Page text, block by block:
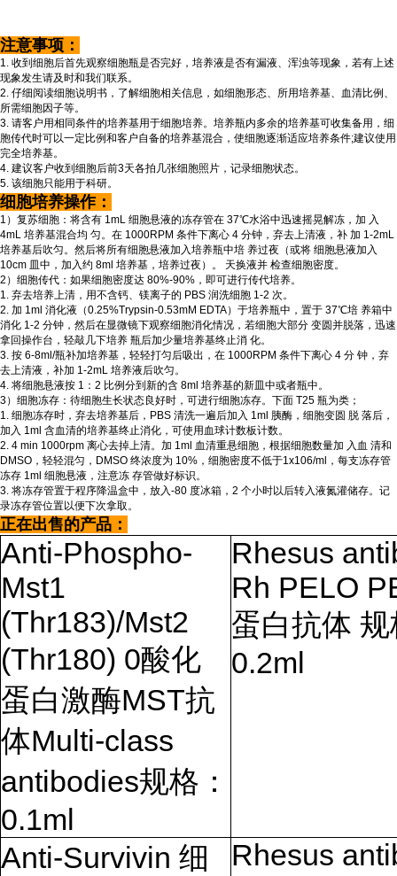
注意事项：
1. 收到细胞后首先观察细胞瓶是否完好，培养液是否有漏液、浑浊等现象，若有上述
现象发生请及时和我们联系。
2. 仔细阅读细胞说明书，了解细胞相关信息，如细胞形态、所用培养基、血清比例、
所需细胞因子等。
3. 请客户用相同条件的培养基用于细胞培养。培养瓶内多余的培养基可收集备用，细
胞传代时可以一定比例和客户自备的培养基混合，使细胞逐渐适应培养条件;建议使用
完全培养基。
4. 建议客户收到细胞后前3天各拍几张细胞照片，记录细胞状态。
5. 该细胞只能用于科研。
细胞培养操作：
1）复苏细胞：将含有 1mL 细胞悬液的冻存管在 37℃水浴中迅速摇晃解冻，加 入
4mL 培养基混合均 匀。在 1000RPM 条件下离心 4 分钟，弃去上清液，补 加 1-2mL
培养基后吹匀。然后将所有细胞悬液加入培养瓶中培 养过夜（或将 细胞悬液加入
10cm 皿中，加入约 8ml 培养基，培养过夜）。 天换液并 检查细胞密度。
2）细胞传代：如果细胞密度达 80%-90%，即可进行传代培养。
1. 弃去培养上清，用不含钙、镁离子的 PBS 润洗细胞 1-2 次。
2. 加 1ml 消化液（0.25%Trypsin-0.53mM EDTA）于培养瓶中，置于 37℃培 养箱中
消化 1-2 分钟，然后在显微镜下观察细胞消化情况，若细胞大部分 变圆并脱落，迅速
拿回操作台，轻敲几下培养 瓶后加少量培养基终止消 化。
3. 按 6-8ml/瓶补加培养基，轻轻打匀后吸出，在 1000RPM 条件下离心 4 分 钟，弃
去上清液，补加 1-2mL 培养液后吹匀。
4. 将细胞悬液按 1：2 比例分到新的含 8ml 培养基的新皿中或者瓶中。
3）细胞冻存：待细胞生长状态良好时，可进行细胞冻存。下面 T25 瓶为类；
1. 细胞冻存时，弃去培养基后，PBS 清洗一遍后加入 1ml 胰酶，细胞变圆 脱 落后，
加入 1ml 含血清的培养基终止消化，可使用血球计数板计数。
2. 4 min 1000rpm 离心去掉上清。加 1ml 血清重悬细胞，根据细胞数量加 入血 清和
DMSO，轻轻混匀，DMSO 终浓度为 10%，细胞密度不低于1x106/ml，每支冻存管
冻存 1ml 细胞悬液，注意冻 存管做好标识。
3. 将冻存管置于程序降温盒中，放入-80 度冰箱，2 个小时以后转入液氮灌储存。记
录冻存管位置以便下次拿取。
正在出售的产品：
Anti-Phospho-
Mst1
(Thr183)/Mst2
(Thr180) 0酸化
蛋白激酶MST抗
体Multi-class
antibodies规格：
0.1ml
Rhesus
Rh PELO
蛋白抗体 规
0.2ml
Anti-Survivin 细
Rhesus